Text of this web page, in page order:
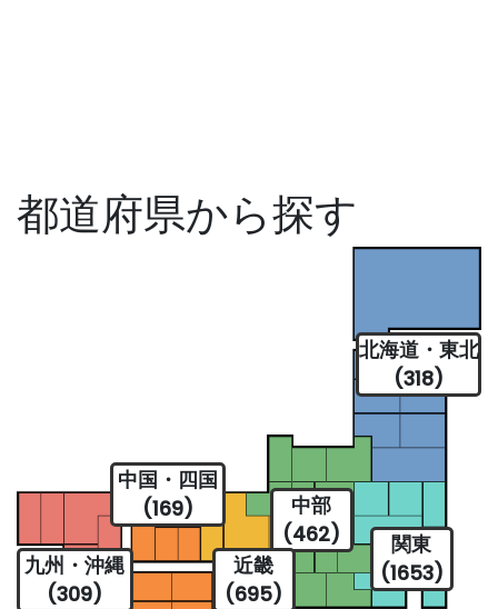
都道府県から探す
北海道・東北
(318)
関東
(1653)
中部
(462)
近畿
(695)
中国・四国
(169)
九州・沖縄
(309)